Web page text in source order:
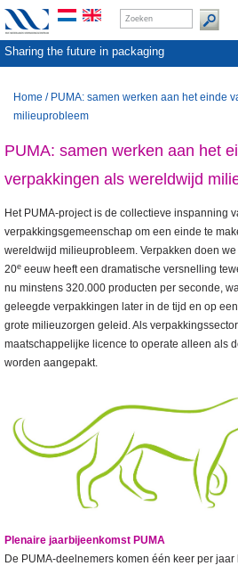
Sharing the future in packaging
Home / PUMA: samen werken aan het einde
milieuprobleem
PUMA: samen werken aan het
verpakkingen als wereldwijd
Het PUMA-project is de collectieve inspanning
verpakkingsgemeenschap om een einde te
wereldwijd milieuprobleem. Verpakken doen
20e eeuw heeft een dramatische versnelling
nu minstens 320.000 producten per seconde,
geleegde verpakkingen later in de tijd en op
grote milieuzorgen geleid. Als
maatschappelijke licence to operate alleen als
worden aangepakt.
Plenaire jaarbijeenkomst PUMA
De PUMA-deelnemers komen één keer per